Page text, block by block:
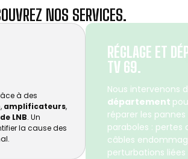
NOS SERVICES.
à des
, amplificateurs,
LNB. Un
la cause des
RÉGLAGE ET
TV 69.
Nous intervenons
département
réparer les
paraboles : pertes
câbles
perturbations liées